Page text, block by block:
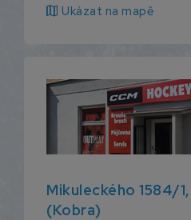
map Ukázat na mapě
Mikuleckého 1584/
(Kobra)